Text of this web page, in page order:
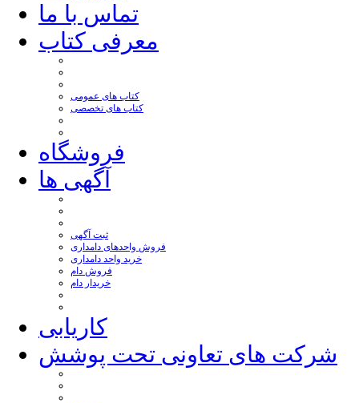
تماس با ما
معرفی کتاب
کتاب های عمومی
کتاب های تخصصی
فروشگاه
آگهی ها
ثبت آگهی
فروش واحدهای دامداری
خرید واحد دامداری
فروش دام
خریدار دام
کاریابی
شرکت های تعاونی تحت پوشش